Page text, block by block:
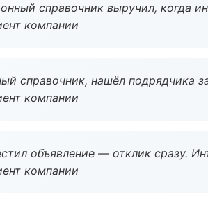
справочник выручил, когда
компании
справочник, нашёл подрядчика
компании
объявление — отклик сразу.
компании